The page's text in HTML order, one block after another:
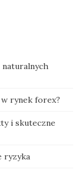
rynek forex?
i skuteczne
ryzyka